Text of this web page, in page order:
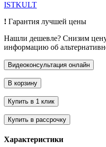
ISTKULT
! Гарантия лучшей цены
Нашли дешевле? Снизим
информацию об
Характеристики